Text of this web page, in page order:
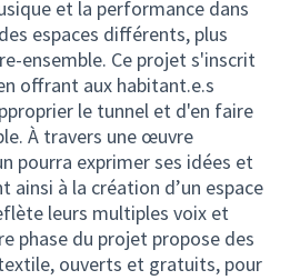
et la performance dans
espaces différents, plus
ensemble. Ce projet s'inscrit
offrant aux habitant.e.s
le tunnel et d'en faire
À travers une œuvre
pourra exprimer ses idées et
à la création d’un espace
leurs multiples voix et
phase du projet propose des
ouverts et gratuits, pour